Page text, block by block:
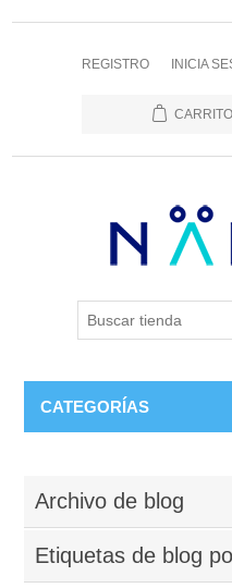
REGISTRO INICIA
CATEGORÍAS
Archivo de blog
Etiquetas de blog